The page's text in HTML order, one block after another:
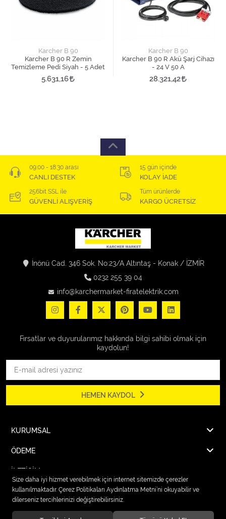
Karcher B 90
Karcher B 90 R Zemin
Temizleme Pedi Siyah - 5 Adet
5.631,16
Karcher B 90
Karcher B 90 R Akü Şarj Cihazı
- 24 V 50 A
28.321,42
09:00 - 18:30 arası
CANLI DESTEK
15 gün içinde
KOLAY İADE
256bit SSL ile
GÜVENLİ ALIŞVERİŞ
Tüm ürünlerde
KARGO ÜCRETSİZ
İnönü Cad. 346 Sok. No:23/A Altıntaş - Konak / İZMİR
0232 255 39 04
info@karchermarket-firatelektrik.com
Fırsatlar ve duyurularımız hakkında bilgi sahibi olmak için
kaydolun!
HEMEN KAYDOL
KURUMSAL
ÖDEME
İLETİŞİM
© 2026Karcher Market Fırat Elektrik. Tüm hakları saklıdır.
Size daha iyi hizmet verebilmek için internet sitemizde çerezler
kullanılmaktadır. Çerez Politikaları Aydınlatma Metni’ni okuyabilir ve
dilerseniz tercihlerinizi değiştirebilirsiniz.